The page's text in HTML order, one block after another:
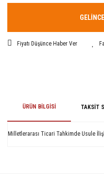
Fiyatı Düşünce Haber Ver
ÜRÜN BILGISI TAKSIT
Milletlerarası Ticari Tahkimde Usule